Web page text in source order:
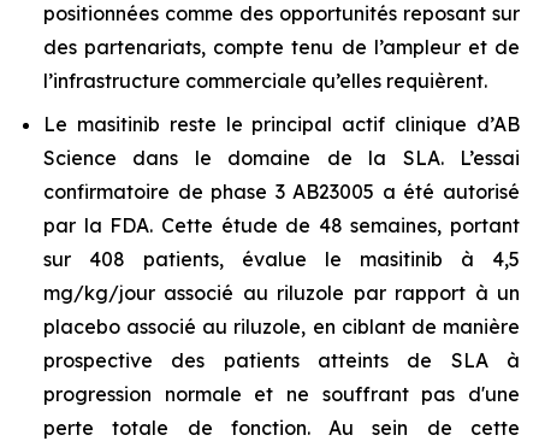
positionnées comme des opportunités reposant sur
des partenariats, compte tenu de l’ampleur et de
l’infrastructure commerciale qu’elles requièrent.
Le masitinib reste le principal actif clinique d’AB
Science dans le domaine de la SLA. L’essai
confirmatoire de phase 3 AB23005 a été autorisé
par la FDA. Cette étude de 48 semaines, portant
sur 408 patients, évalue le masitinib à 4,5
mg/kg/jour associé au riluzole par rapport à un
placebo associé au riluzole, en ciblant de manière
prospective des patients atteints de SLA à
progression normale et ne souffrant pas d'une
perte totale de fonction. Au sein de cette